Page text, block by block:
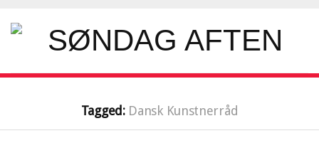
Tagged: Dansk Kunstnerråd